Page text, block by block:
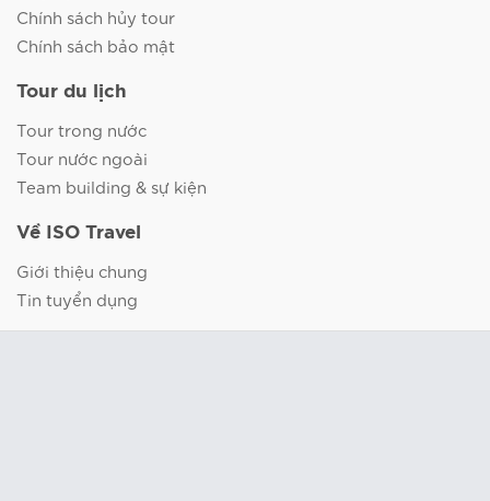
Chính sách hủy tour
Chính sách bảo mật
Tour du lịch
Tour trong nước
Tour nước ngoài
Team building & sự kiện
Về ISO Travel
Giới thiệu chung
Tin tuyển dụng